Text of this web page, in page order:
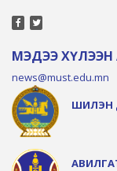
МЭДЭЭ
news@must.edu.mn
ШИЛЭН